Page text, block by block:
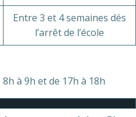
Entre 3 et 4 semaines dés
l’arrêt de l’école
8h à 9h et de 17h à 18h